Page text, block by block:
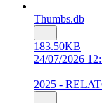
Thumbs.db
183.50KB
24/07/2026
2025 -